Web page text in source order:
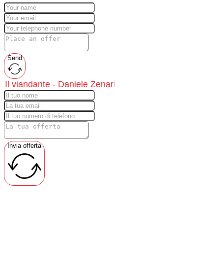
Send
Invia offerta